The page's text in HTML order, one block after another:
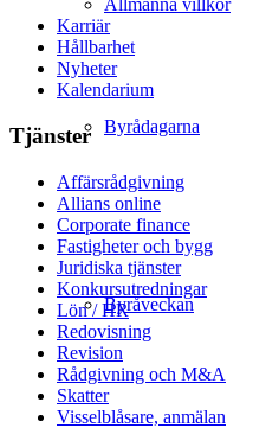
Byrådagarna
Byråveckan
Allmänna villkor
Karriär
Hållbarhet
Nyheter
Kalendarium
Tjänster
Affärsrådgivning
Allians online
Corporate finance
Fastigheter och bygg
Juridiska tjänster
Konkursutredningar
Lön / HR
Redovisning
Revision
Rådgivning och M&A
Skatter
Visselblåsare, anmälan